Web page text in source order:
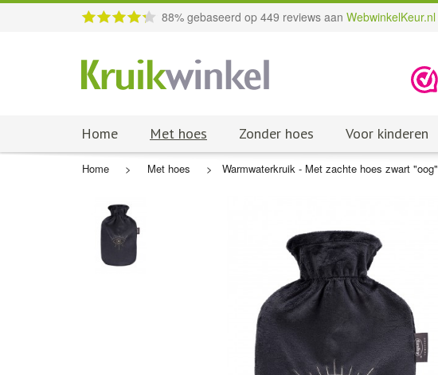
88% gebaseerd op 449 reviews aan WebwinkelKeur.nl
Home Met hoes Zonder hoes Voor kinderen
Home > Met hoes > Warmwaterkruik - Met zachte hoes zwart "oog"